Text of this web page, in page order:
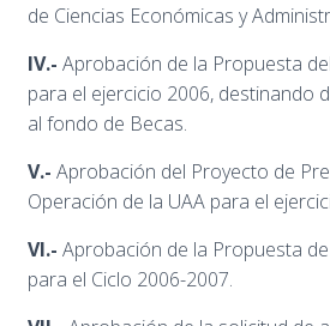
de Ciencias Económicas y
IV.- Aprobación de la Propuesta
para el ejercicio 2006, destinando
al fondo de Becas.
V.- Aprobación del Proyecto de
Operación de la UAA para el
VI.- Aprobación de la Propuesta
para el Ciclo 2006-2007.